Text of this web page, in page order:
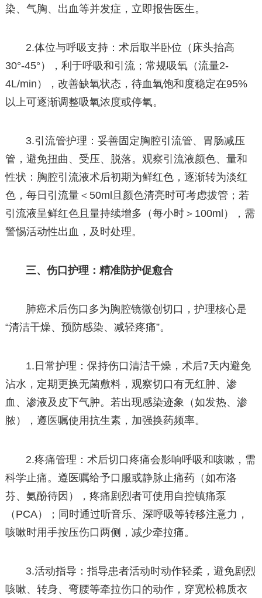
染、气胸、出血等并发症，立即报告医生。
2.体位与呼吸支持：术后取半卧位（床头抬高
30°-45°），利于呼吸和引流；常规吸氧（流量2-
4L/min），改善缺氧状态，待血氧饱和度稳定在95%
以上可逐渐调整吸氧浓度或停氧。
3.引流管护理：妥善固定胸腔引流管、胃肠减压
管，避免扭曲、受压、脱落。观察引流液颜色、量和
性状：胸腔引流液术后初期为鲜红色，逐渐转为淡红
色，每日引流量＜50ml且颜色清亮时可考虑拔管；若
引流液呈鲜红色且量持续增多（每小时＞100ml），需
警惕活动性出血，及时处理。
三、伤口护理：精准防护促愈合
肺癌术后伤口多为胸腔镜微创切口，护理核心是
“清洁干燥、预防感染、减轻疼痛”。
1.日常护理：保持伤口清洁干燥，术后7天内避免
沾水，定期更换无菌敷料，观察切口有无红肿、渗
血、渗液及皮下气肿。若出现感染迹象（如发热、渗
脓），遵医嘱使用抗生素，加强换药频率。
2.疼痛管理：术后切口疼痛会影响呼吸和咳嗽，需
科学止痛。遵医嘱给予口服或静脉止痛药（如布洛
芬、氨酚待因），疼痛剧烈者可使用自控镇痛泵
（PCA）；同时通过听音乐、深呼吸等转移注意力，
咳嗽时用手按压伤口两侧，减少牵拉痛。
3.活动指导：指导患者活动时动作轻柔，避免剧烈
咳嗽、转身、弯腰等牵拉伤口的动作，穿宽松棉质衣